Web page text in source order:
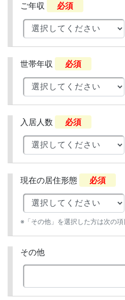
ご年収 必須
世帯年収 必須
入居人数 必須
現在の居住形態 必須
※「その他」を選択した方は次の
その他